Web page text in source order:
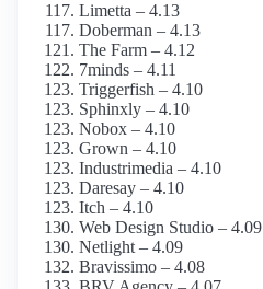
Limetta – 4.13
Doberman – 4.13
The Farm – 4.12
7minds – 4.11
Triggerfish – 4.10
Sphinxly – 4.10
Nobox – 4.10
Grown – 4.10
Industrimedia – 4.10
Daresay – 4.10
Itch – 4.10
Web Design Studio – 4.09
Netlight – 4.09
Bravissimo – 4.08